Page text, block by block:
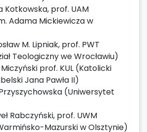
Kotkowska, prof. UAM
Adama Mickiewicza w
M. Lipniak, prof. PWT
Teologiczny we Wrocławiu)
prof. KUL (Katolicki
Jana Pawła II)
(Uniwersytet
Rabczyński, prof. UWM
Mazurski w Olsztynie)